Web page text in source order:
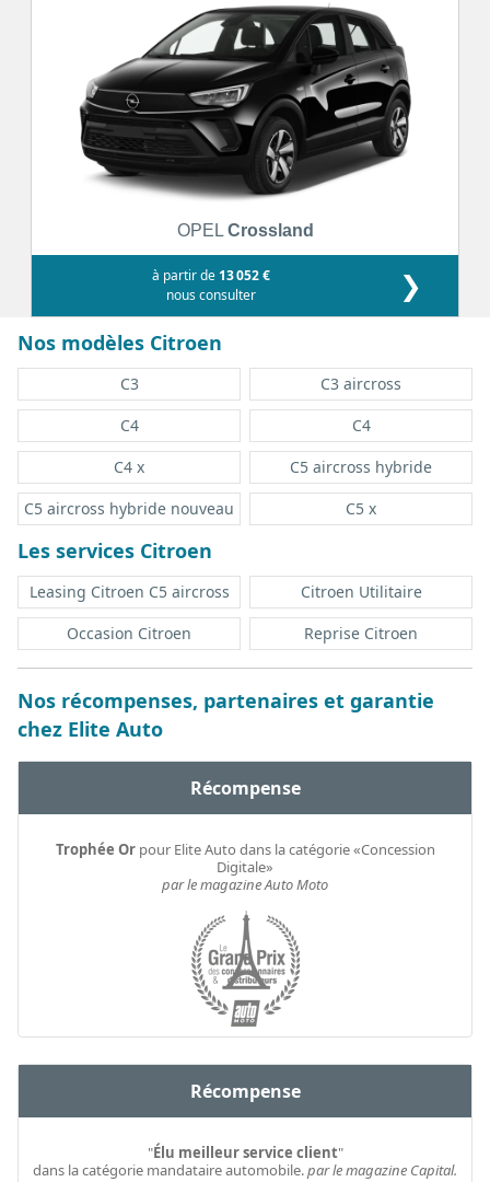
OPELCrossland
à partir de 13 052 €
nous consulter
❯
Nos modèles Citroen
C3
C3 aircross
C4
C4
C4 x
C5 aircross hybride
C5 aircross hybride nouveau
C5 x
Les services Citroen
Leasing Citroen C5 aircross
Citroen Utilitaire
Occasion Citroen
Reprise Citroen
Nos récompenses, partenaires et garantie
chez Elite Auto
Récompense
Trophée Orpour Elite Auto dans la catégorie «Concession
Digitale»
par le magazine Auto Moto
Récompense
"Élu meilleur service client"
dans la catégorie mandataire automobile.par le magazine Capital.